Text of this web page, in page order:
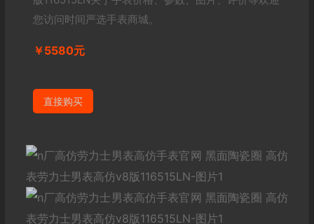
您访问时间严选手表商城。
￥5580元
直接购买